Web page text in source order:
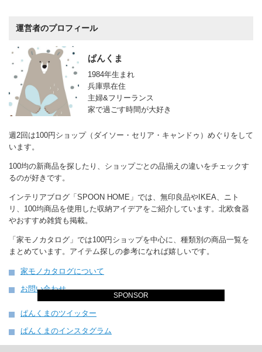
SPONSOR
運営者のプロフィール
ぱんくま
1984年生まれ
兵庫県在住
主婦&フリーランス
家で過ごす時間が大好き
週2回は100円ショップ（ダイソー・セリア・キャンドゥ）めぐりをして
います。
100均の新商品を探したり、ショップごとの品揃えの違いをチェックす
るのが好きです。
インテリアブログ「SPOON HOME」では、無印良品やIKEA、ニト
リ、100均商品を使用した収納アイデアをご紹介しています。北欧食器
やおすすめ雑貨も掲載。
「家モノカタログ」では100円ショップを中心に、種類別の商品一覧を
まとめています。アイテム探しの参考になれば嬉しいです。
家モノカタログについて
お問い合わせ
ぱんくまのツイッター
ぱんくまのインスタグラム